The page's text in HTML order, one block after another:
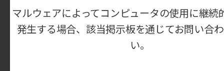
マルウェアによってコンピュータの使用に継続的
発生する場合、該当掲示板を通じてお問い合わ
い。